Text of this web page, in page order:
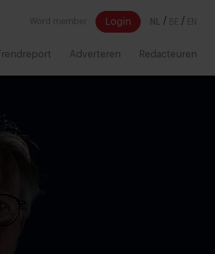
Word member Login NL / BE / EN
Trendreport Adverteren Redacteuren